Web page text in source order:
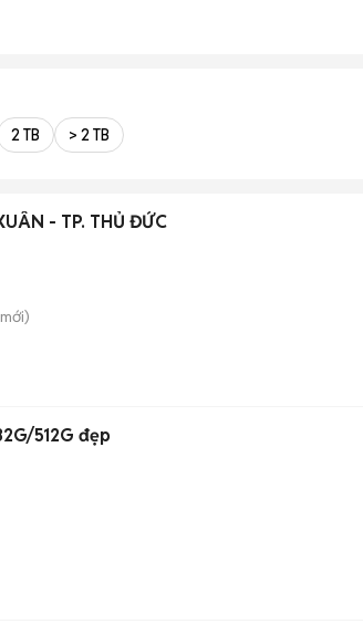
2 TB > 2 TB
- TP. THỦ ĐỨC
mới)
512G đẹp